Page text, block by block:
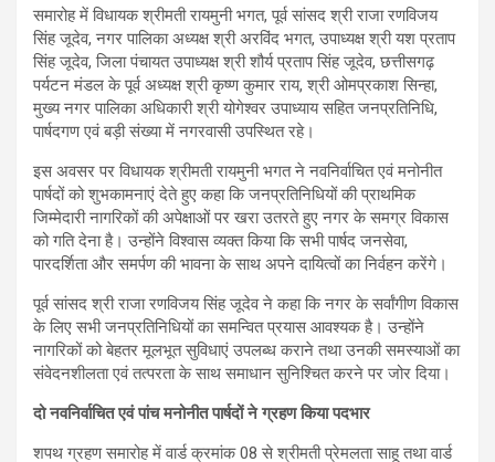
समारोह में विधायक श्रीमती रायमुनी भगत, पूर्व सांसद श्री राजा रणविजय
सिंह जूदेव, नगर पालिका अध्यक्ष श्री अरविंद भगत, उपाध्यक्ष श्री यश प्रताप
सिंह जूदेव, जिला पंचायत उपाध्यक्ष श्री शौर्य प्रताप सिंह जूदेव, छत्तीसगढ़
पर्यटन मंडल के पूर्व अध्यक्ष श्री कृष्ण कुमार राय, श्री ओमप्रकाश सिन्हा,
मुख्य नगर पालिका अधिकारी श्री योगेश्वर उपाध्याय सहित जनप्रतिनिधि,
पार्षदगण एवं बड़ी संख्या में नगरवासी उपस्थित रहे।
इस अवसर पर विधायक श्रीमती रायमुनी भगत ने नवनिर्वाचित एवं मनोनीत
पार्षदों को शुभकामनाएं देते हुए कहा कि जनप्रतिनिधियों की प्राथमिक
जिम्मेदारी नागरिकों की अपेक्षाओं पर खरा उतरते हुए नगर के समग्र विकास
को गति देना है। उन्होंने विश्वास व्यक्त किया कि सभी पार्षद जनसेवा,
पारदर्शिता और समर्पण की भावना के साथ अपने दायित्वों का निर्वहन करेंगे।
पूर्व सांसद श्री राजा रणविजय सिंह जूदेव ने कहा कि नगर के सर्वांगीण विकास
के लिए सभी जनप्रतिनिधियों का समन्वित प्रयास आवश्यक है। उन्होंने
नागरिकों को बेहतर मूलभूत सुविधाएं उपलब्ध कराने तथा उनकी समस्याओं का
संवेदनशीलता एवं तत्परता के साथ समाधान सुनिश्चित करने पर जोर दिया।
दो नवनिर्वाचित एवं पांच मनोनीत पार्षदों ने ग्रहण किया पदभार
शपथ ग्रहण समारोह में वार्ड क्रमांक 08 से श्रीमती प्रेमलता साहू तथा वार्ड